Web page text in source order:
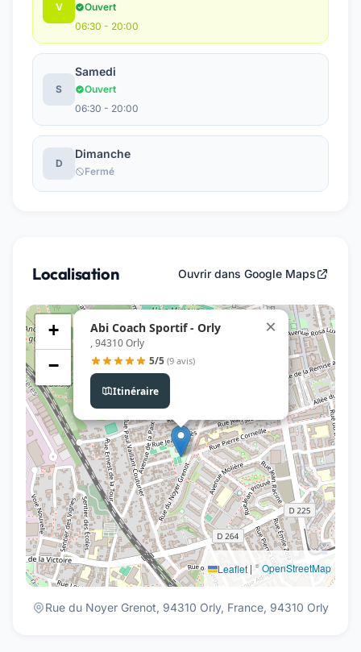
V
Ouvert
06:30 - 20:00
S
Samedi
Ouvert
06:30 - 20:00
D
Dimanche
Fermé
Localisation Ouvrir dans Google Maps
Abi Coach Sportif - Orly
, 94310 Orly
5/5 (9 avis)
Itinéraire
×
+
−
Leaflet | ©OpenStreetMap
Rue du Noyer Grenot, 94310 Orly, France, 94310 Orly